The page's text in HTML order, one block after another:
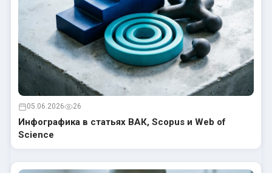
05.06.2026 26
Инфографика в статьях ВАК, Scopus и Web of
Science